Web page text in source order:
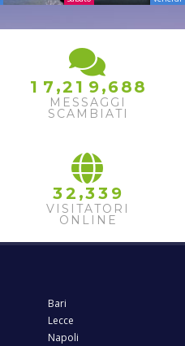
1 7 ,2 1 9,688
MESSAGGI
SCAMBIATI
32 ,33 9
VISITATORI
ONLINE
Bari
Lecce
Napoli